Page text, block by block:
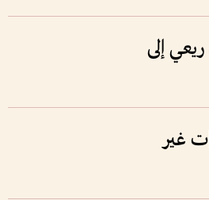
إلى
غير